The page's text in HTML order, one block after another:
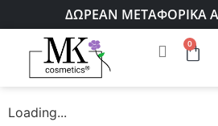
ΔΩΡΕΑΝ ΜΕΤΑΦΟΡΙΚΑ
0
Loading...